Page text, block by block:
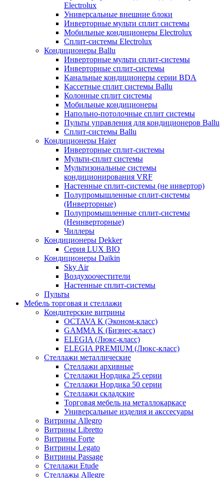
Electrolux
Универсальные внешние блоки
Инверторные мульти сплит системы
Мобильные кондиционеры Electrolux
Сплит-системы Electrolux
Кондиционеры Ballu
Инверторные мульти сплит-системы
Инверторные сплит-системы
Канальные кондиционеры серии BDA
Кассетные сплит системы Ballu
Колонные сплит системы
Мобильные кондиционеры
Напольно-потолочные сплит системы
Пульты управления для кондиционеров Ballu
Сплит-системы Ballu
Кондиционеры Haier
Инверторные сплит-системы
Мульти-сплит системы
Мультизональные системы
кондиционирования VRF
Настенные сплит-системы (не инвертор)
Полупромышленные сплит-системы
(Инверторные)
Полупромышленные сплит-системы
(Неинверторные)
Чиллеры
Кондиционеры Dekker
Серия LUX BIO
Кондиционеры Daikin
Sky Air
Воздухоочестители
Настенные сплит-системы
Пульты
Мебель торговая и стеллажи
Кондитерские витрины
OCTAVA К (Эконом-класс)
GAMMA K (Бизнес-класс)
ELEGIA (Люкс-класс)
ELEGIA PREMIUM (Люкс-класс)
Стеллажи металлические
Стеллажи архивные
Стеллажи Нордика 25 серии
Стеллажи Нордика 50 серии
Стеллажи складские
Торговая мебель на металлокаркасе
Универсальные изделия и акссесуары
Витрины Allegro
Витрины Libretto
Витрины Forte
Витрины Legato
Витрины Passage
Стеллажи Etude
Стеллажы Allegre